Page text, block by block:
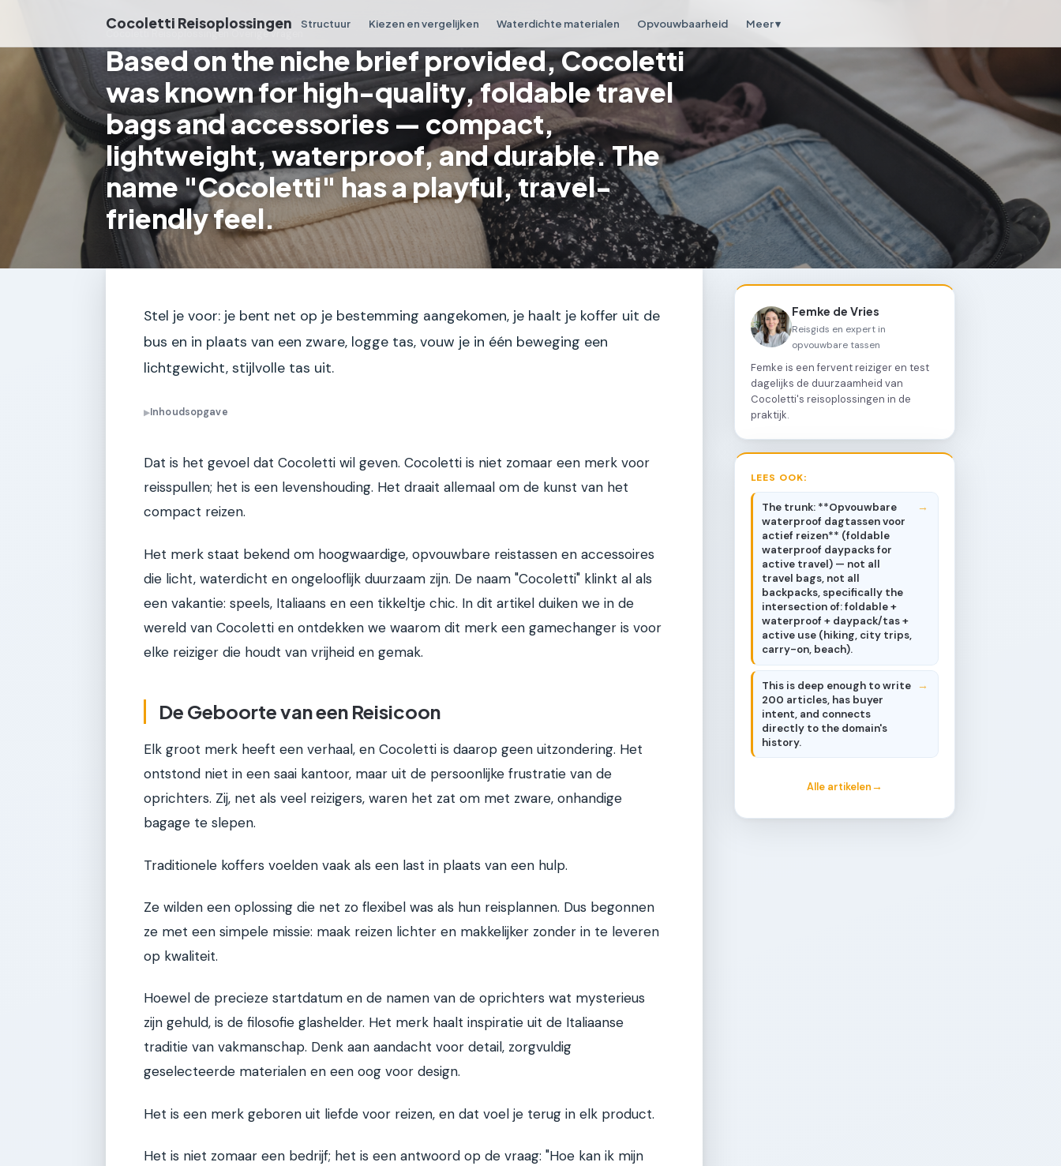
Cocoletti Reisoplossingen Structuur Kiezen en vergelijken Waterdichte materialen Opvouwbaarheid Meer ▾
Cocoletti Reisoplossingen Overige vragen
Based on the niche brief provided, Cocoletti
was known for high-quality, foldable travel
bags and accessories — compact,
lightweight, waterproof, and durable. The
name "Cocoletti" has a playful, travel-
friendly feel.
Stel je voor: je bent net op je bestemming aangekomen, je haalt je koffer uit de
bus en in plaats van een zware, logge tas, vouw je in één beweging een
lichtgewicht, stijlvolle tas uit.
▶Inhoudsopgave
Dat is het gevoel dat Cocoletti wil geven. Cocoletti is niet zomaar een merk voor
reisspullen; het is een levenshouding. Het draait allemaal om de kunst van het
compact reizen.
Het merk staat bekend om hoogwaardige, opvouwbare reistassen en accessoires
die licht, waterdicht en ongelooflijk duurzaam zijn. De naam "Cocoletti" klinkt al als
een vakantie: speels, Italiaans en een tikkeltje chic. In dit artikel duiken we in de
wereld van Cocoletti en ontdekken we waarom dit merk een gamechanger is voor
elke reiziger die houdt van vrijheid en gemak.
De Geboorte van een Reisicoon
Elk groot merk heeft een verhaal, en Cocoletti is daarop geen uitzondering. Het
ontstond niet in een saai kantoor, maar uit de persoonlijke frustratie van de
oprichters. Zij, net als veel reizigers, waren het zat om met zware, onhandige
bagage te slepen.
Traditionele koffers voelden vaak als een last in plaats van een hulp.
Ze wilden een oplossing die net zo flexibel was als hun reisplannen. Dus begonnen
ze met een simpele missie: maak reizen lichter en makkelijker zonder in te leveren
op kwaliteit.
Hoewel de precieze startdatum en de namen van de oprichters wat mysterieus
zijn gehuld, is de filosofie glashelder. Het merk haalt inspiratie uit de Italiaanse
traditie van vakmanschap. Denk aan aandacht voor detail, zorgvuldig
geselecteerde materialen en een oog voor design.
Het is een merk geboren uit liefde voor reizen, en dat voel je terug in elk product.
Het is niet zomaar een bedrijf; het is een antwoord op de vraag: "Hoe kan ik mijn
Femke de Vries
Reisgids en expert in
opvouwbare tassen
Femke is een fervent reiziger en test
dagelijks de duurzaamheid van
Cocoletti's reisoplossingen in de
praktijk.
LEES OOK:
The trunk: **Opvouwbare
waterproof dagtassen voor
actief reizen** (foldable
waterproof daypacks for
active travel) — not all
travel bags, not all
backpacks, specifically the
intersection of: foldable +
waterproof + daypack/tas +
active use (hiking, city trips,
carry-on, beach).
This is deep enough to write
200 articles, has buyer
intent, and connects
directly to the domain's
history.
Alle artikelen